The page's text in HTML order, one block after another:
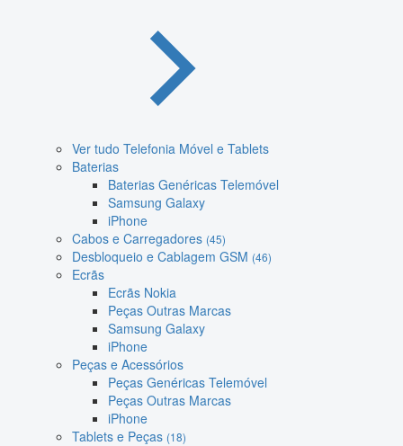
Ver tudo Telefonia Móvel e Tablets
Baterias
Baterias Genéricas Telemóvel
Samsung Galaxy
iPhone
Cabos e Carregadores (45)
Desbloqueio e Cablagem GSM (46)
Ecrãs
Ecrãs Nokia
Peças Outras Marcas
Samsung Galaxy
iPhone
Peças e Acessórios
Peças Genéricas Telemóvel
Peças Outras Marcas
iPhone
Tablets e Peças (18)